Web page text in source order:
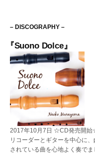
り
– DISCOGRAPHY –
Suono Dolce』
2017年10月7日 ☆CD発売開
リコーダーとギターを中心に
されている曲を心地よく奏でま